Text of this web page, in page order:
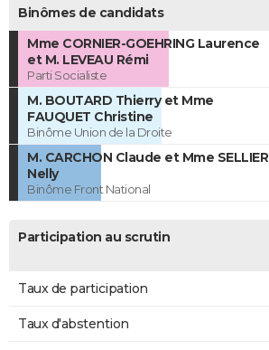
Binômes de candidats
Mme CORNIER-GOEHRING Laurence
et M. LEVEAU Rémi
Parti Socialiste
M. BOUTARD Thierry et Mme
FAUQUET Christine
Binôme Union de la Droite
M. CARCHON Claude et Mme SELLIER
Nelly
Binôme Front National
Participation au scrutin
Taux de participation
Taux d'abstention